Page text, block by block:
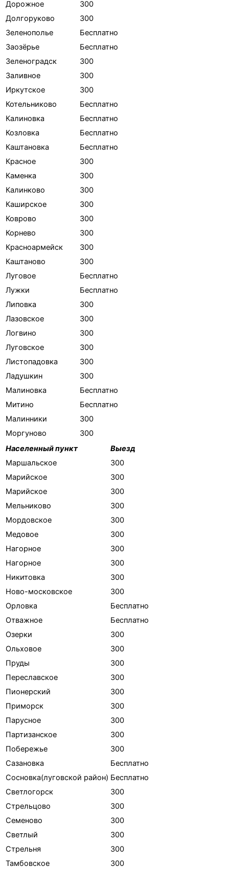
Дорожное
300
Долгоруково
300
Зеленополье
Бесплатно
Заозёрье
Бесплатно
Зеленоградск
300
Заливное
300
Иркутское
300
Котельниково
Бесплатно
Калиновка
Бесплатно
Козловка
Бесплатно
Каштановка
Бесплатно
Красное
300
Каменка
300
Калинково
300
Каширское
300
Коврово
300
Корнево
300
Красноармейск
300
Каштаново
300
Луговое
Бесплатно
Лужки
Бесплатно
Липовка
300
Лазовское
300
Логвино
300
Луговское
300
Листопадовка
300
Ладушкин
300
Малиновка
Бесплатно
Митино
Бесплатно
Малинники
300
Моргуново
300
Населенный пункт
Выезд
Маршальское
300
Марийское
300
Марийское
300
Мельниково
300
Мордовское
300
Медовое
300
Нагорное
300
Нагорное
300
Никитовка
300
Ново-московское
300
Орловка
Бесплатно
Отважное
Бесплатно
Озерки
300
Ольховое
300
Пруды
300
Переславское
300
Пионерский
300
Приморск
300
Парусное
300
Партизанское
300
Побережье
300
Сазановка
Бесплатно
Сосновка(луговской район) Бесплатно
Светлогорск
300
Стрельцово
300
Семеново
300
Светлый
300
Стрельня
300
Тамбовское
300